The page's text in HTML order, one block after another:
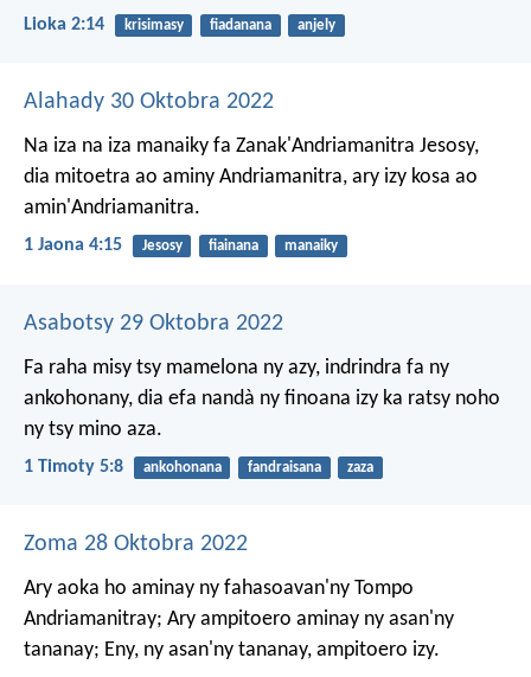
Lioka 2:14 krisimasy fiadanana anjely
Alahady 30 Oktobra 2022
Na iza na iza manaiky fa Zanak'Andriamanitra Jesosy,
dia mitoetra ao aminy Andriamanitra, ary izy kosa ao
amin'Andriamanitra.
1 Jaona 4:15 Jesosy fiainana manaiky
Asabotsy 29 Oktobra 2022
Fa raha misy tsy mamelona ny azy, indrindra fa ny
ankohonany, dia efa nandà ny finoana izy ka ratsy noho
ny tsy mino aza.
1 Timoty 5:8 ankohonana fandraisana zaza
Zoma 28 Oktobra 2022
Ary aoka ho aminay ny fahasoavan'ny Tompo
Andriamanitray; Ary ampitoero aminay ny asan'ny
tananay; Eny, ny asan'ny tananay, ampitoero izy.